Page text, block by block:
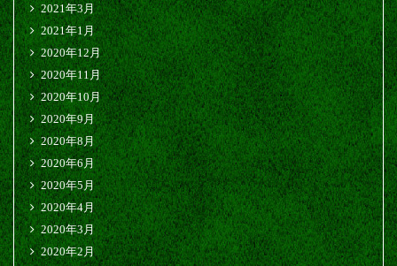
2021年3月
2021年1月
2020年12月
2020年11月
2020年10月
2020年9月
2020年8月
2020年6月
2020年5月
2020年4月
2020年3月
2020年2月